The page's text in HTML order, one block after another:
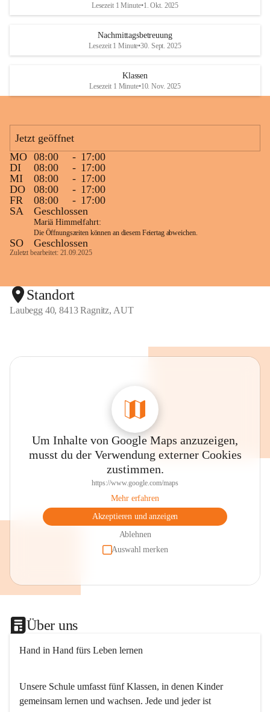
Lesezeit 1 Minute•1. Okt. 2025
Nachmittagsbetreuung
Lesezeit 1 Minute•30. Sept. 2025
Klassen
Lesezeit 1 Minute•10. Nov. 2025
Jetzt geöffnet
MO 08:00 - 17:00
DI
08:00 - 17:00
MI
08:00 - 17:00
DO
08:00 - 17:00
FR
08:00 - 17:00
SA
Geschlossen
Mariä Himmelfahrt:
Die Öffnungszeiten können an diesem Feiertag abweichen.
SO Geschlossen
Zuletzt bearbeitet: 21.09.2025
Standort
Laubegg 40, 8413 Ragnitz, AUT
Um Inhalte von Google Maps anzuzeigen,
musst du der Verwendung externer Cookies
zustimmen.
https://www.google.com/maps
Mehr erfahren
Akzeptieren und anzeigen
Ablehnen
Auswahl merken
Über uns
Hand in Hand fürs Leben lernen
Unsere Schule umfasst fünf Klassen, in denen Kinder
gemeinsam lernen und wachsen. Jede und jeder ist